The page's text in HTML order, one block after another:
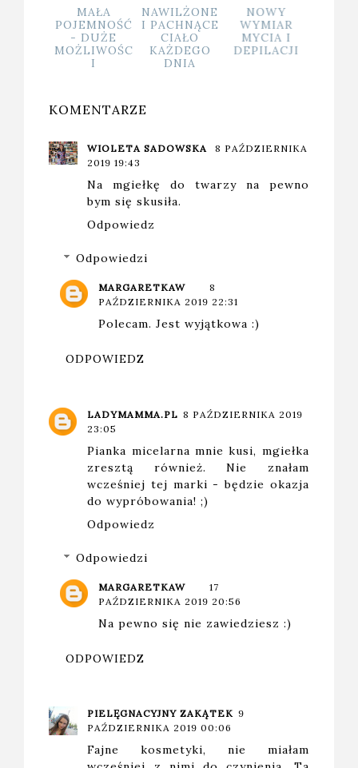
MAŁA
POJEMNOŚĆ
- DUŻE
MOŻLIWOŚC
I
NAWILŻONE
I PACHNĄCE
CIAŁO
KAŻDEGO
DNIA
NOWY
WYMIAR
MYCIA I
DEPILACJI
KOMENTARZE
WIOLETA SADOWSKA
8 PAŹDZIERNIKA
2019 19:43
Na mgiełkę do twarzy na pewno
bym się skusiła.
Odpowiedz
Odpowiedzi
MARGARETKAW
8
PAŹDZIERNIKA 2019 22:31
Polecam. Jest wyjątkowa :)
ODPOWIEDZ
LADYMAMMA.PL 8 PAŹDZIERNIKA 2019
23:05
Pianka micelarna mnie kusi, mgiełka
zresztą również. Nie znałam
wcześniej tej marki - będzie okazja
do wypróbowania! ;)
Odpowiedz
Odpowiedzi
MARGARETKAW
17
PAŹDZIERNIKA 2019 20:56
Na pewno się nie zawiedziesz :)
ODPOWIEDZ
PIELĘGNACYJNY ZAKĄTEK 9
PAŹDZIERNIKA 2019 00:06
Fajne kosmetyki, nie miałam